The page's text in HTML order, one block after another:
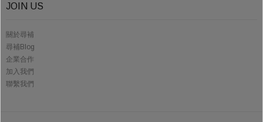
JOIN US
關於尋補
尋補Blog
企業合作
加入我們
聯繫我們